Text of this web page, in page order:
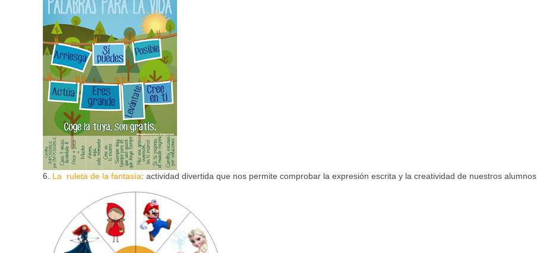
6. La ruleta de la fantasía: actividad divertida que nos permite comprobar la expresión escrita y la creatividad de nuestros alumnos.